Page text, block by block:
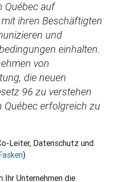
Québec auf
ihren Beschäftigten
und
einhalten.
von
die neuen
96 zu verstehen
erfolgreich zu
Leiter, Datenschutz und
)
Ihr Unternehmen die